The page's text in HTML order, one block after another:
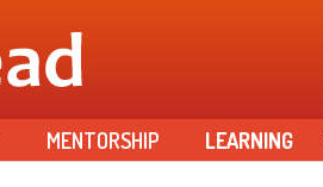
main
content
MENTORSHIP LEARNING